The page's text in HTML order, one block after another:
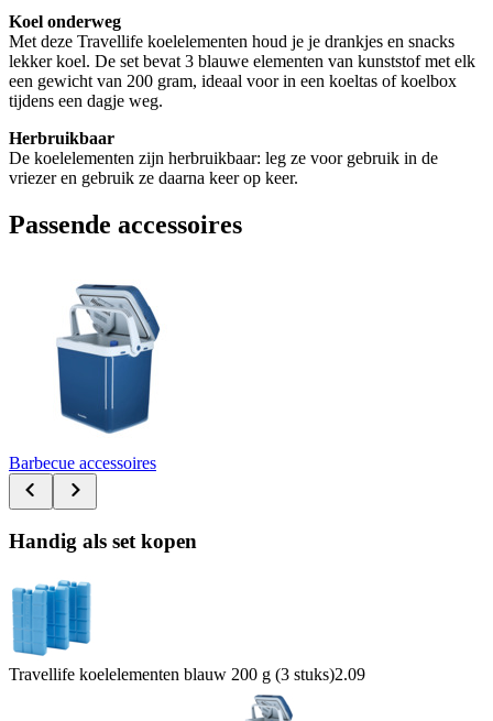
Koel onderweg
Met deze Travellife koelelementen houd je je drankjes en snacks
lekker koel. De set bevat 3 blauwe elementen van kunststof met elk
een gewicht van 200 gram, ideaal voor in een koeltas of koelbox
tijdens een dagje weg.
Herbruikbaar
De koelelementen zijn herbruikbaar: leg ze voor gebruik in de
vriezer en gebruik ze daarna keer op keer.
Passende accessoires
Barbecue accessoires
Handig als set kopen
Travellife koelelementen blauw 200 g (3 stuks)2.09